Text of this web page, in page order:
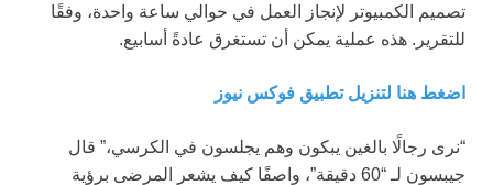
تصميم الكمبيوتر لإنجاز العمل في حوالي ساعة واحدة، وفقًا
للتقرير. هذه عملية يمكن أن تستغرق عادةً أسابيع.
اضغط هنا لتنزيل تطبيق فوكس نيوز
“نرى رجالًا بالغين يبكون وهم يجلسون في الكرسي،” قال
جيبسون لـ “60 دقيقة”، واصفًا كيف يشعر المرضى برؤية